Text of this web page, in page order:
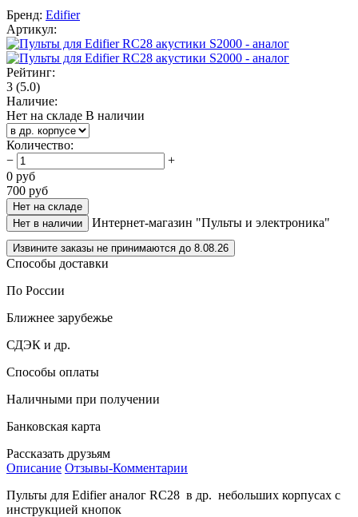
Бренд: Edifier
Артикул:
Рейтинг:
3 (5.0)
Наличие:
Нет на складе В наличии
Количество:
−
+
0 руб
700 руб
Нет на складе
Нет в наличии
Интернет-магазин "Пульты и электроника"
Извините заказы не принимаются до 8.08.26
Способы доставки
По России
Ближнее зарубежье
СДЭК и др.
Способы оплаты
Наличными при получении
Банковская карта
Рассказать друзьям
Описание Отзывы-Комментарии
Пульты для Edifier аналог RC28 в др. небольших корпусах с
инструкцией кнопок